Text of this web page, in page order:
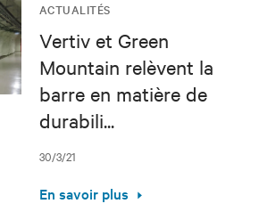
ACTUALITÉS
Vertiv et Green
Mountain relèvent la
barre en matière de
durabili...
30/3/21
En savoir plus